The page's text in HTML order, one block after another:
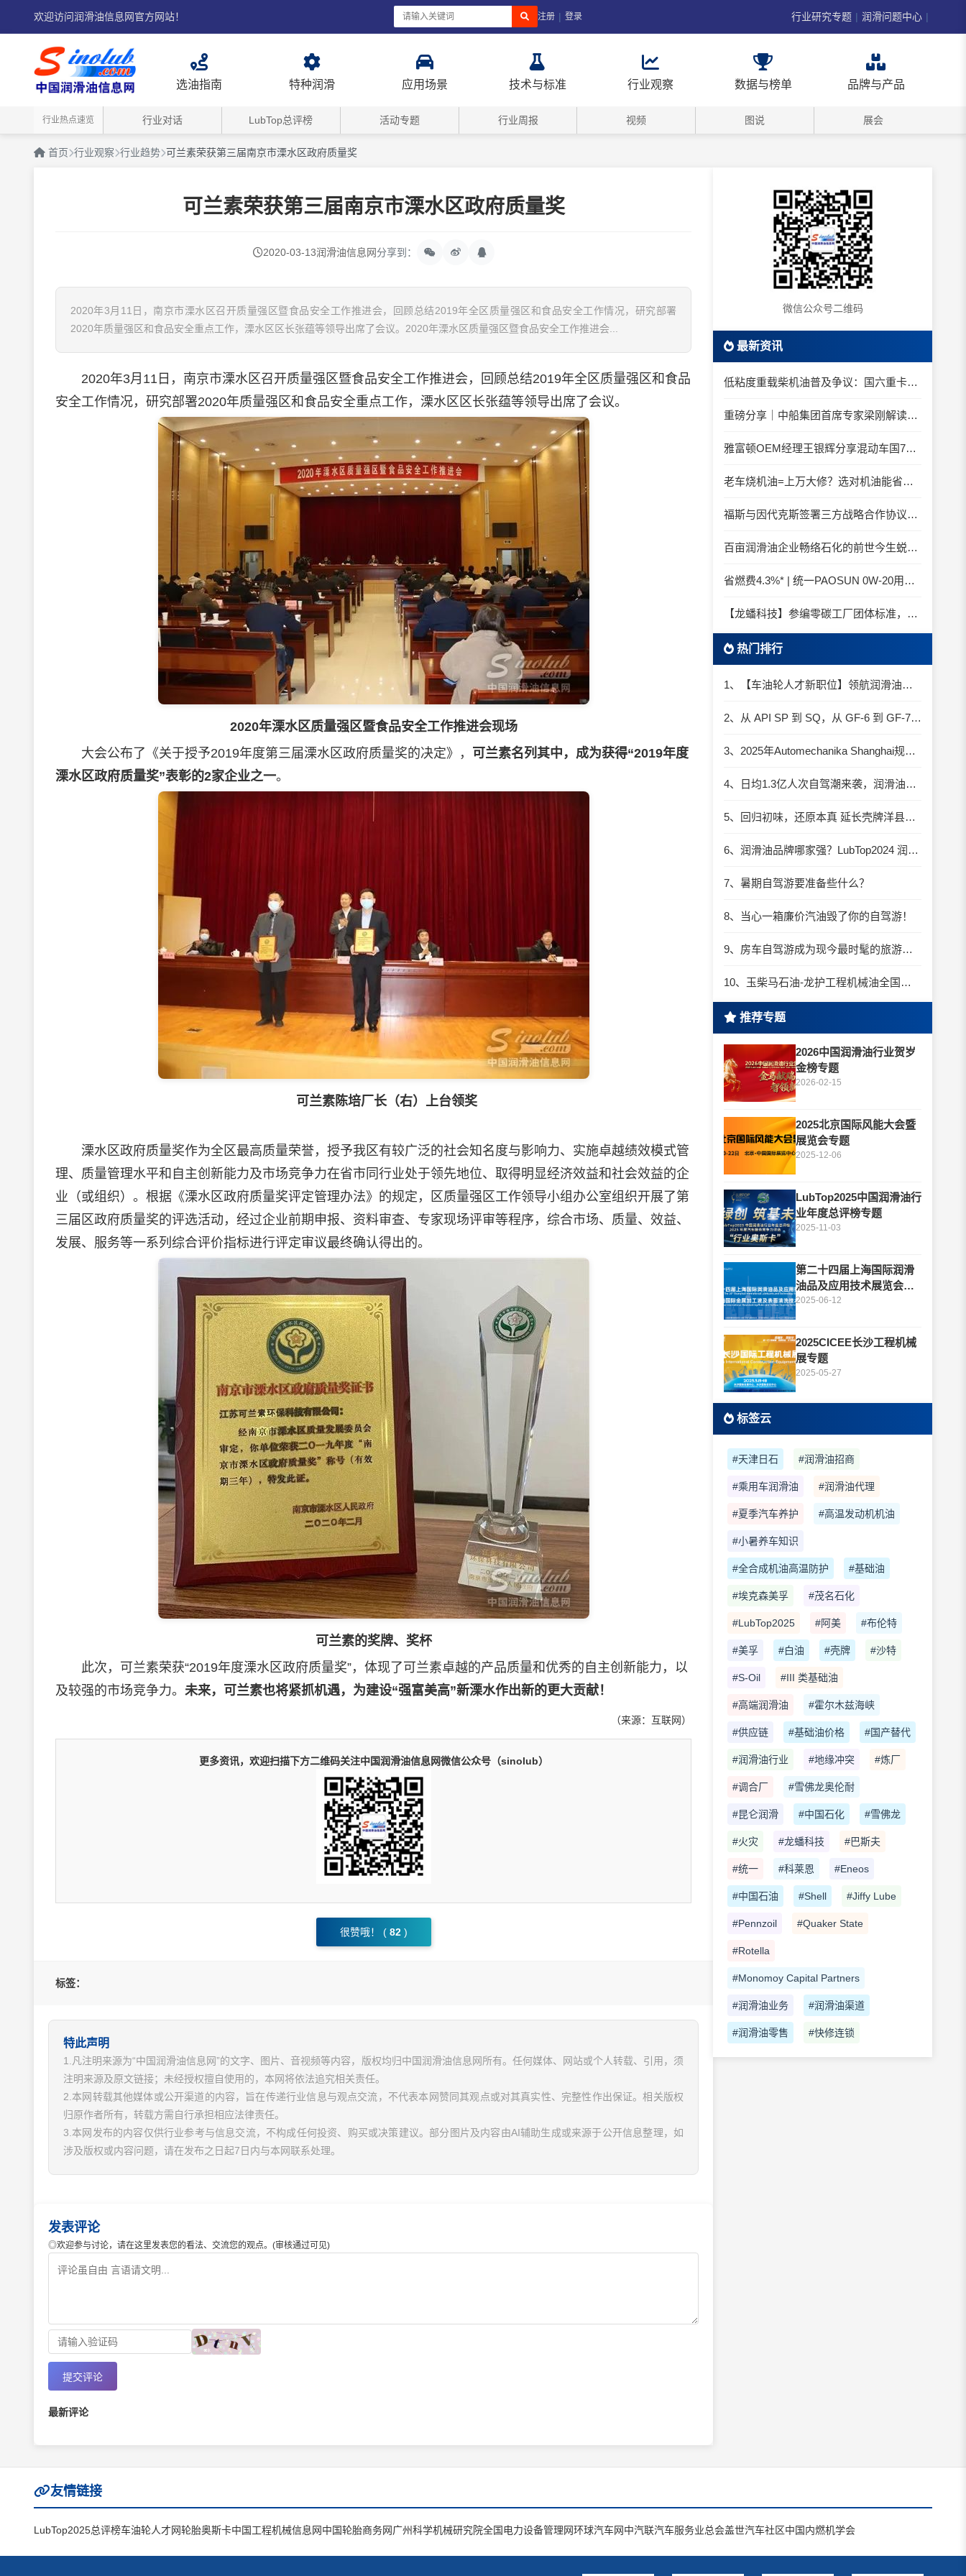
欢迎访问润滑油信息网官方网站！ 注册 | 登录 行业研究专题 | 润滑问题中心 |
选油指南 特种润滑 应用场景 技术与标准 行业观察 数据与榜单 品牌与产品
行业热点速览 行业对话 LubTop总评榜 活动专题 行业周报 视频 图说 展会
首页 行业观察 行业趋势 可兰素荣获第三届南京市溧水区政府质量奖
可兰素荣获第三届南京市溧水区政府质量奖
2020-03-13润滑油信息网分享到：
2020年3月11日，南京市溧水区召开质量强区暨食品安全工作推进会，回顾总结2019年全区质量强区和食品安全工作情况，研究部署
2020年质量强区和食品安全重点工作，溧水区区长张蕴等领导出席了会议。2020年溧水区质量强区暨食品安全工作推进会...
2020年3月11日，南京市溧水区召开质量强区暨食品安全工作推进会，回顾总结2019年全区质量强区和食品
安全工作情况，研究部署2020年质量强区和食品安全重点工作，溧水区区长张蕴等领导出席了会议。
2020年溧水区质量强区暨食品安全工作推进会现场
大会公布了《关于授予2019年度第三届溧水区政府质量奖的决定》， 可兰素名列其中，成为获得“2019年度
溧水区政府质量奖”表彰的2家企业之一。
可兰素陈培厂长（右）上台领奖
溧水区政府质量奖作为全区最高质量荣誉，授予我区有较广泛的社会知名度与影响力、实施卓越绩效模式管
理、质量管理水平和自主创新能力及市场竞争力在省市同行业处于领先地位、取得明显经济效益和社会效益的企
业（或组织）。根据《溧水区政府质量奖评定管理办法》的规定，区质量强区工作领导小组办公室组织开展了第
三届区政府质量奖的评选活动，经过企业前期申报、资料审查、专家现场评审等程序，综合市场、质量、效益、
发展、服务等一系列综合评价指标进行评定审议最终确认得出的。
可兰素的奖牌、奖杯
此次，可兰素荣获“2019年度溧水区政府质量奖”，体现了可兰素卓越的产品质量和优秀的自主创新能力，以
及较强的市场竞争力。 未来，可兰素也将紧抓机遇，为建设“强富美高”新溧水作出新的更大贡献！
（来源：互联网）
更多资讯，欢迎扫描下方二维码关注中国润滑油信息网微信公众号（sinolub）
很赞哦！ ( 82 )
标签：
特此声明
1.凡注明来源为“中国润滑油信息网”的文字、图片、音视频等内容，版权均归中国润滑油信息网所有。任何媒体、网站或个人转载、引用，须
注明来源及原文链接；未经授权擅自使用的，本网将依法追究相关责任。
2.本网转载其他媒体或公开渠道的内容，旨在传递行业信息与观点交流，不代表本网赞同其观点或对其真实性、完整性作出保证。相关版权
归原作者所有，转载方需自行承担相应法律责任。
3.本网发布的内容仅供行业参考与信息交流，不构成任何投资、购买或决策建议。部分图片及内容由AI辅助生成或来源于公开信息整理，如
涉及版权或内容问题，请在发布之日起7日内与本网联系处理。
发表评论
◎欢迎参与讨论，请在这里发表您的看法、交流您的观点。(审核通过可见)
提交评论
最新评论
微信公众号二维码
最新资讯
低粘度重载柴机油普及争议：国六重卡长期山区重载工况是否适合0W-20柴油机油？
重磅分享｜中船集团首席专家梁刚解读船舶动力润滑需求
雅富顿OEM经理王银辉分享混动车国7后处理系统的润滑油要求
老车烧机油=上万大修？选对机油能省大钱！
福斯与因代克斯签署三方战略合作协议，覆盖全系列机床
百亩润滑油企业畅络石化的前世今生蜕变之路
省燃费4.3%* | 统一PAOSUN 0W-20用认证和标准说话
【龙蟠科技】参编零碳工厂团体标准，龙蟠科技以绿色智造锚定零碳未来
热门排行
1、【车油轮人才新职位】领航润滑油优质职位招聘
2、从 API SP 到 SQ，从 GF-6 到 GF-7：润滑油技术壁垒再升高，你准备好了吗？
3、2025年Automechanika Shanghai规模再度扩大：首次启用国家会展中心（上海）全部15个展馆
4、日均1.3亿人次自驾潮来袭，润滑油行业解锁增长新密码​
5、回归初味，还原本真 延长壳牌洋县踏春自驾游
6、润滑油品牌哪家强？LubTop2024 润滑油总评榜荣耀张榜
7、暑期自驾游要准备些什么？
8、当心一箱廉价汽油毁了你的自驾游！
9、房车自驾游成为现今最时髦的旅游方式
10、玉柴马石油-龙护工程机械油全国招商丨卓越的品质，专业的品牌！
推荐专题
2026中国润滑油行业贺岁
金榜专题
2026-02-15
2025北京国际风能大会暨
展览会专题
2025-12-06
LubTop2025中国润滑油行
业年度总评榜专题
2025-11-03
第二十四届上海国际润滑
油品及应用技术展览会专
题
2025-06-12
2025CICEE长沙工程机械
展专题
2025-05-27
标签云
#天津日石 #润滑油招商
#乘用车润滑油 #润滑油代理
#夏季汽车养护 #高温发动机机油
#小暑养车知识
#全合成机油高温防护 #基础油
#埃克森美孚 #茂名石化
#LubTop2025 #阿美 #布伦特
#美孚 #白油 #壳牌 #沙特
#S-Oil #III 类基础油
#高端润滑油 #霍尔木兹海峡
#供应链 #基础油价格 #国产替代
#润滑油行业 #地缘冲突 #炼厂
#调合厂 #雪佛龙奥伦耐
#昆仑润滑 #中国石化 #雪佛龙
#火灾 #龙蟠科技 #巴斯夫
#统一 #科莱恩 #Eneos
#中国石油 #Shell #Jiffy Lube
#Pennzoil #Quaker State
#Rotella
#Monomoy Capital Partners
#润滑油业务 #润滑油渠道
#润滑油零售 #快修连锁
友情链接
LubTop2025总评榜车油轮人才网轮胎奥斯卡中国工程机械信息网中国轮胎商务网广州科学机械研究院全国电力设备管理网环球汽车网中汽联汽车服务业总会盖世汽车社区中国内燃机学会